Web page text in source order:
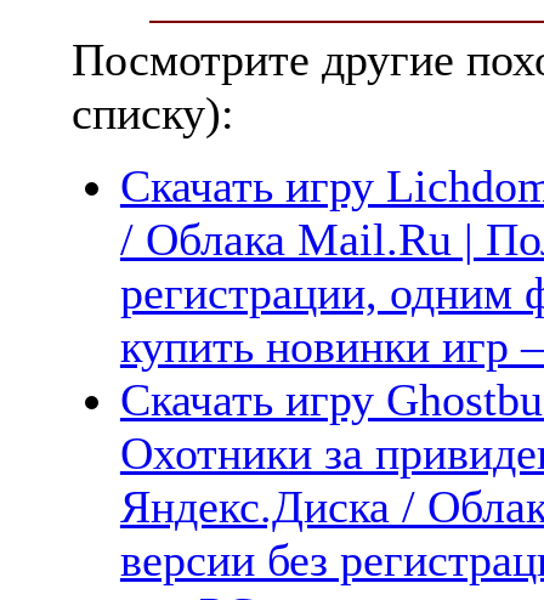
Посмотрите другие
списку):
Скачать игру
/ Облака Mail.Ru |
регистрации, одним
купить новинки
Скачать игру
Охотники за
Яндекс.Диска /
версии без